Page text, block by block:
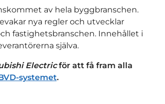
av hela byggbranschen.
nya regler och utvecklar
fastighetsbranschen. Innehållet i
själva.
Electricför att få fram alla
systemet.